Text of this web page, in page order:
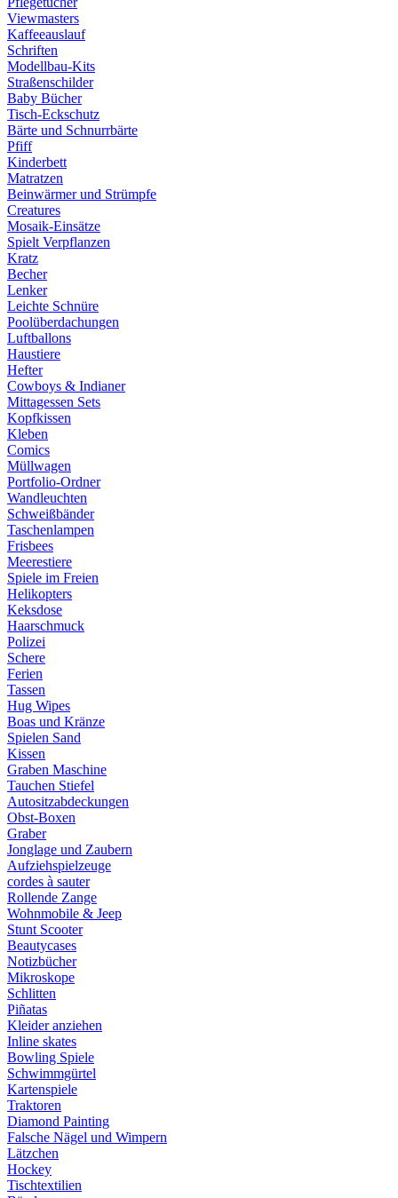
Viewmasters
Kaffeeauslauf
Schriften
Modellbau-Kits
Straßenschilder
Baby Bücher
Tisch-Eckschutz
Bärte und Schnurrbärte
Pfiff
Kinderbett
Matratzen
Beinwärmer und Strümpfe
Creatures
Mosaik-Einsätze
Spielt Verpflanzen
Kratz
Becher
Lenker
Leichte Schnüre
Poolüberdachungen
Luftballons
Haustiere
Hefter
Cowboys & Indianer
Mittagessen Sets
Kopfkissen
Kleben
Comics
Müllwagen
Portfolio-Ordner
Wandleuchten
Schweißbänder
Taschenlampen
Frisbees
Meerestiere
Spiele im Freien
Helikopters
Keksdose
Haarschmuck
Polizei
Schere
Ferien
Tassen
Hug Wipes
Boas und Kränze
Spielen Sand
Kissen
Graben Maschine
Tauchen Stiefel
Autositzabdeckungen
Obst-Boxen
Graber
Jonglage und Zaubern
Aufziehspielzeuge
cordes à sauter
Rollende Zange
Wohnmobile & Jeep
Stunt Scooter
Beautycases
Notizbücher
Mikroskope
Schlitten
Piñatas
Kleider anziehen
Inline skates
Bowling Spiele
Schwimmgürtel
Kartenspiele
Traktoren
Diamond Painting
Falsche Nägel und Wimpern
Lätzchen
Hockey
Tischtextilien